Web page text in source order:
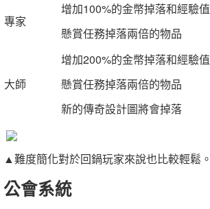
專家
增加100%的金幣掉落和經驗值
懸賞任務掉落兩倍的物品
大師
增加200%的金幣掉落和經驗值
懸賞任務掉落兩倍的物品
新的傳奇設計圖將會掉落
▲難度簡化對於回鍋玩家來說也比較輕鬆。
公會系統